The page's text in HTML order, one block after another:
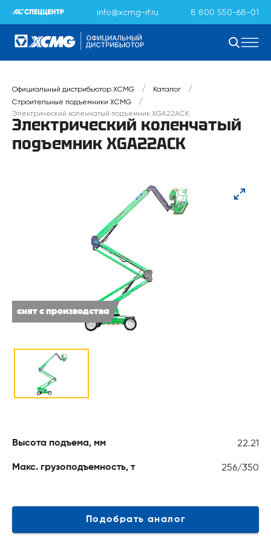
info@xcmg-rf.ru 8 800 550-68-01
Официальный дистрибьютор XCMG / Каталог /
Строительные подъемники XCMG /
Электрический коленчатый подъемник XGA22ACK
Электрический коленчатый
подъемник XGA22ACK
снят с производства
Высота подъема, мм 22.21
Макс. грузоподъемность, т 256/350
Подобрать аналог